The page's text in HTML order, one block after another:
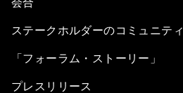
ステークホルダーのコミュニティ
「フォーラム・ストーリー」
プレスリリース